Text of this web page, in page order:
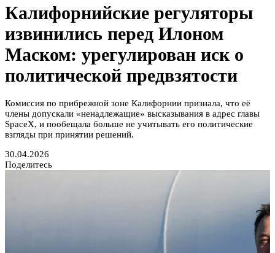
Калифорнийские регуляторы
извинились перед Илоном
Маском: урегулирован иск о
политической предвзятости
Комиссия по прибрежной зоне Калифорнии признала, что её
члены допускали «ненадлежащие» высказывания в адрес главы
SpaceX, и пообещала больше не учитывать его политические
взгляды при принятии решений.
30.04.2026
Поделитесь